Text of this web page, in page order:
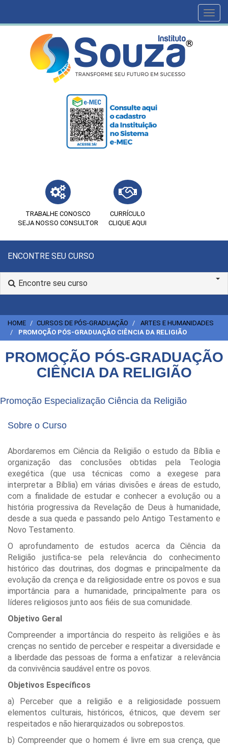
TRABALHE CONOSCO
SEJA NOSSO CONSULTOR
CURRÍCULO
CLIQUE AQUI
ENCONTRE SEU CURSO
Encontre seu curso
HOME CURSOS DE PÓS-GRADUAÇÃO
ARTES E HUMANIDADES
PROMOÇÃO PÓS-GRADUAÇÃO CIÊNCIA DA RELIGIÃO
PROMOÇÃO PÓS-GRADUAÇÃO
CIÊNCIA DA RELIGIÃO
Promoção Especialização Ciência da Religião
Sobre o Curso
Abordaremos em Ciência da Religião o estudo da Bíblia e
organização das conclusões obtidas pela Teologia
exegética (que usa técnicas como a exegese para
interpretar a Bíblia) em várias divisões e áreas de estudo,
com a finalidade de estudar e conhecer a evolução ou a
história progressiva da Revelação de Deus à humanidade,
desde a sua queda e passando pelo Antigo Testamento e
Novo Testamento.
O aprofundamento de estudos acerca da Ciência da
Religião justifica-se pela relevância do conhecimento
histórico das doutrinas, dos dogmas e principalmente da
evolução da crença e da religiosidade entre os povos e sua
importância para a humanidade, principalmente para os
líderes religiosos junto aos fiéis de sua comunidade.
Objetivo Geral
Compreender a importância do respeito às religiões e às
crenças no sentido de perceber e respeitar a diversidade e
a liberdade das pessoas de forma a enfatizar a relevância
da convivência saudável entre os povos.
Objetivos Específicos
a) Perceber que a religião e a religiosidade possuem
elementos culturais, históricos, étnicos, que devem ser
respeitados e não hierarquizados ou sobrepostos.
b) Compreender que o homem é livre em sua crença, que